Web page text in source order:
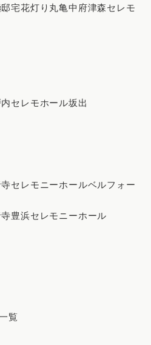
宅花灯り丸亀中府津森セレモ
セレモホール坂出
セレモニーホールベルフォー
豊浜セレモニーホール
覧